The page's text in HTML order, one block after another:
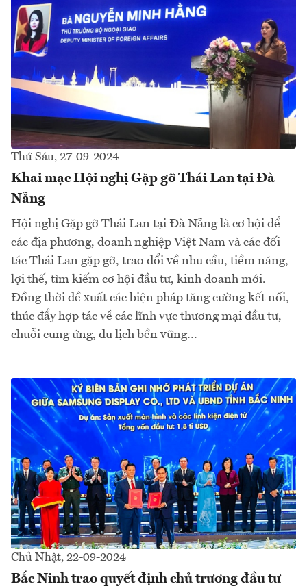
Thứ Sáu, 27-09-2024
Khai mạc Hội nghị Gặp gỡ Thái Lan tại Đà
Nẵng
Hội nghị Gặp gỡ Thái Lan tại Đà Nẵng là cơ hội để
các địa phương, doanh nghiệp Việt Nam và các đối
tác Thái Lan gặp gỡ, trao đổi về nhu cầu, tiềm năng,
lợi thế, tìm kiếm cơ hội đầu tư, kinh doanh mới.
Đồng thời đề xuất các biện pháp tăng cường kết nối,
thúc đẩy hợp tác về các lĩnh vực thương mại đầu tư,
chuỗi cung ứng, du lịch bền vững…
Chủ Nhật, 22-09-2024
Bắc Ninh trao quyết định chủ trương đầu tư